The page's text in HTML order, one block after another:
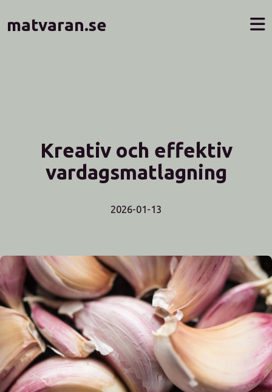
matvaran.se
Kreativ och effektiv
vardagsmatlagning
2026-01-13